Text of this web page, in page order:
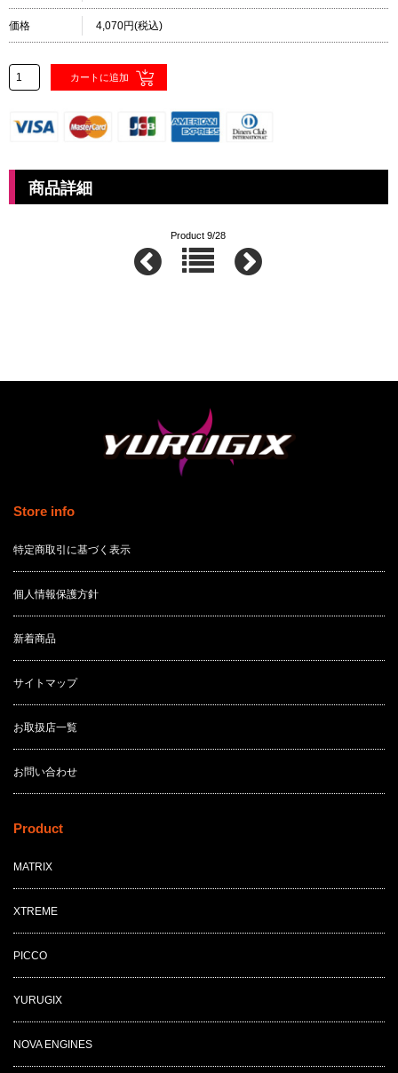
価格 4,070円(税込)
商品詳細
Product 9/28
Store info
特定商取引に基づく表示
個人情報保護方針
新着商品
サイトマップ
お取扱店一覧
お問い合わせ
Product
MATRIX
XTREME
PICCO
YURUGIX
NOVA ENGINES